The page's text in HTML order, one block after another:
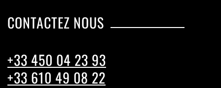
CONTACTEZ NOUS
+33 450 04 23 93
+33 610 49 08 22